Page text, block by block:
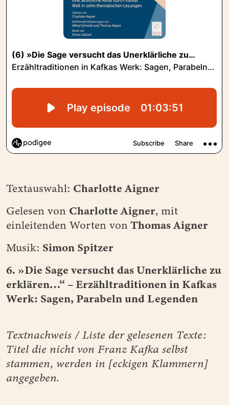
Textauswahl: Charlotte Aigner
Gelesen von Charlotte Aigner, mit
einleitenden Worten vonThomas Aigner
Musik: Simon Spitzer
6. »Die Sage versucht das Unerklärliche zu
erklären…“ – Erzähltraditionen in Kafkas
Werk: Sagen, Parabeln und Legenden
Textnachweis / Liste der gelesenen Texte:
Titel die nicht von Franz Kafka selbst
stammen, werden in [eckigen Klammern]
angegeben.